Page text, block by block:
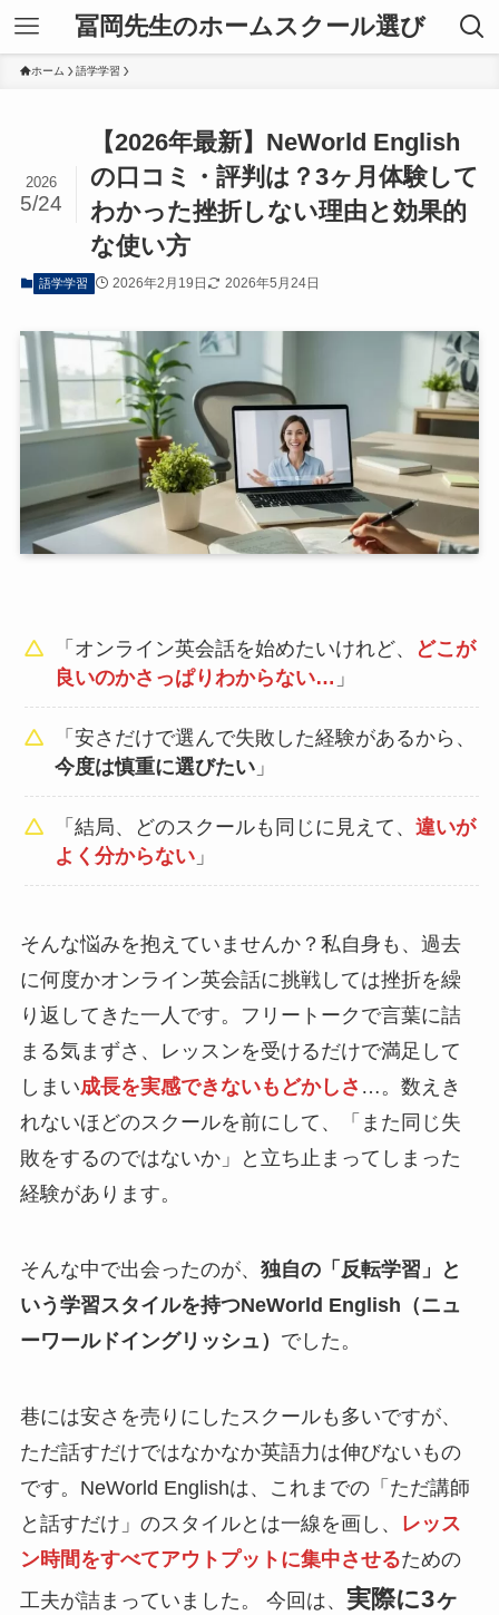
冨岡先生のホームスクール選び
ホーム 語学学習
【2026年最新】NeWorld English
の口コミ・評判は？3ヶ月体験して
わかった挫折しない理由と効果的
な使い方
2026
5/24
語学学習 2026年2月19日 2026年5月24日
「オンライン英会話を始めたいけれど、
どこが
良いのかさっぱりわからない… 」
「安さだけで選んで失敗した経験があるから、
今度は慎重に選びたい 」
「結局、どのスクールも同じに見えて、違いが
よく分からない 」
そんな悩みを抱えていませんか？私自身も、過去
に何度かオンライン英会話に挑戦しては挫折を繰
り返してきた一人です。フリートークで言葉に詰
まる気まずさ、レッスンを受けるだけで満足して
しまい成長を実感できないもどかしさ …。数えき
れないほどのスクールを前にして、「また同じ失
敗をするのではないか」と立ち止まってしまった
経験があります。
そんな中で出会ったのが、 独自の「反転学習」と
いう学習スタイルを持つNeWorld English（ニュ
ーワールドイングリッシュ） でした。
巷には安さを売りにしたスクールも多いですが、
ただ話すだけではなかなか英語力は伸びないもの
です。NeWorld Englishは、これまでの「ただ講師
と話すだけ」のスタイルとは一線を画し、
レッス
ン時間をすべてアウトプットに集中させるための
工夫が詰まっていました。 今回は、 実際に3ヶ